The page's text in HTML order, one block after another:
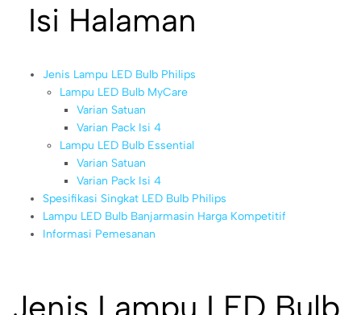
Isi Halaman
Jenis Lampu LED Bulb Philips
Lampu LED Bulb MyCare
Varian Satuan
Varian Pack Isi 4
Lampu LED Bulb Essential
Varian Satuan
Varian Pack Isi 4
Spesifikasi Singkat LED Bulb Philips
Lampu LED Bulb Banjarmasin Harga Kompetitif
Informasi Pemesanan
Jenis Lampu LED Bulb